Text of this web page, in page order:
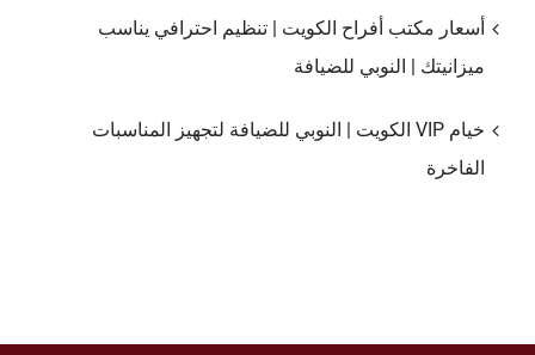
أسعار مكتب أفراح الكويت | تنظيم احترافي يناسب
ميزانيتك | النوبي للضيافة
خيام VIP الكويت | النوبي للضيافة لتجهيز المناسبات
الفاخرة